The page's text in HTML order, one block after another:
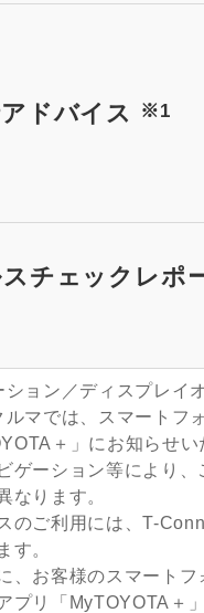
ドバイス ※1
チェックレポ
ション／ディスプレイ
ルマでは、スマートフ
＋」にお知らせい
ゲーション等により、
なります。
のご利用には、T-
す。
、お客様のスマートフ
プリ「MyTOYOTA＋